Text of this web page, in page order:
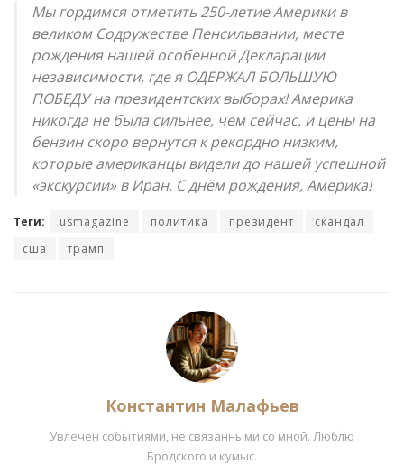
Мы гордимся отметить 250-летие Америки в
великом Содружестве Пенсильвании, месте
рождения нашей особенной Декларации
независимости, где я ОДЕРЖАЛ БОЛЬШУЮ
ПОБЕДУ на президентских выборах! Америка
никогда не была сильнее, чем сейчас, и цены на
бензин скоро вернутся к рекордно низким,
которые американцы видели до нашей успешной
«экскурсии» в Иран. С днём рождения, Америка!
Теги: usmagazine политика президент
скандал
сша
трамп
Константин Малафьев
Увлечен событиями, не связанными со мной. Люблю
Бродского и кумыс.